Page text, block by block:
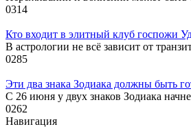
0314
Кто входит в элитный клуб госпожи
В астрологии не всё зависит от
0285
Эти два знака Зодиака должны быть
С 26 июня у двух знаков Зодиака
0262
Навигация